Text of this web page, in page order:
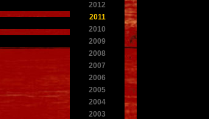
2012
2011
2010
2009
2008
2007
2006
2005
2004
2003